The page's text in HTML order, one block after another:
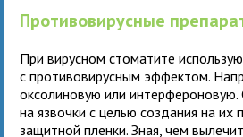
Противовирусные
При вирусном стоматите
с противовирусным эффектом.
оксолиновую или интерфероновую.
на язвочки с целью создания на их
защитной пленки. Зная, чем